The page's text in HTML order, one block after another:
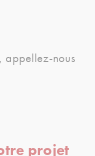
appellez-nous
projet